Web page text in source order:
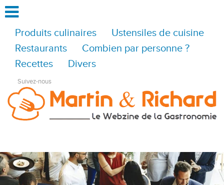
Produits culinaires
Ustensiles de cuisine
Restaurants
Combien par personne ?
Recettes
Divers
Suivez-nous